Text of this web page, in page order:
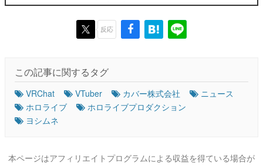
反応
この記事に関するタグ
VRChat VTuber カバー株式会社
ニュース
ホロライブ
ホロライブプロダクション
ヨシムネ
本ページはアフィリエイトプログラムによる収益を得ている場合が